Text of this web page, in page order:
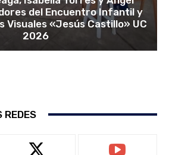
del Encuentro Infantil y
Visuales «Jesús Castillo» UC
2026
REDES